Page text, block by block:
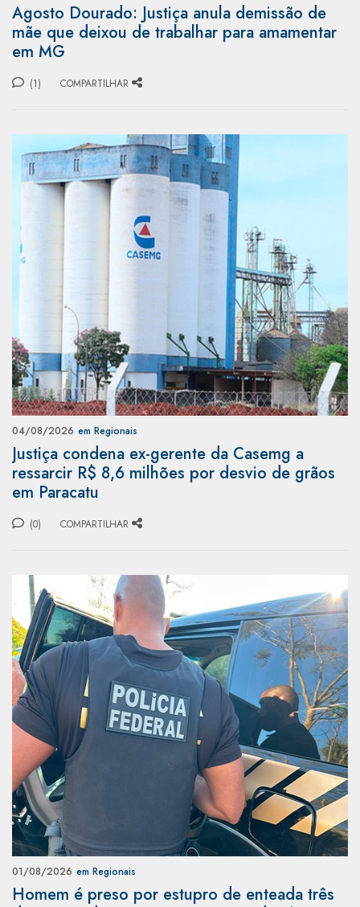
Agosto Dourado: Justiça anula demissão de
mãe que deixou de trabalhar para amamentar
em MG
(1) COMPARTILHAR
04/08/2026 em Regionais
Justiça condena ex-gerente da Casemg a
ressarcir R$ 8,6 milhões por desvio de grãos
em Paracatu
(0) COMPARTILHAR
01/08/2026 em Regionais
Homem é preso por estupro de enteada três